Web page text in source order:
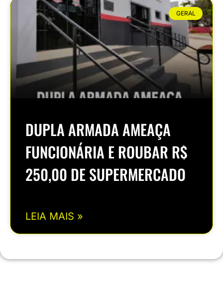
GERAL
DUPLA ARMADA AMEAÇA
FUNCIONÁRIA E ROUBAR R$
250,00 DE SUPERMERCADO
LEIA MAIS »